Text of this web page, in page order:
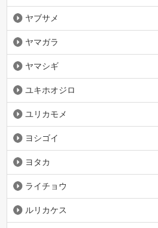
ヤブサメ
ヤマガラ
ヤマシギ
ユキホオジロ
ユリカモメ
ヨシゴイ
ヨタカ
ライチョウ
ルリカケス